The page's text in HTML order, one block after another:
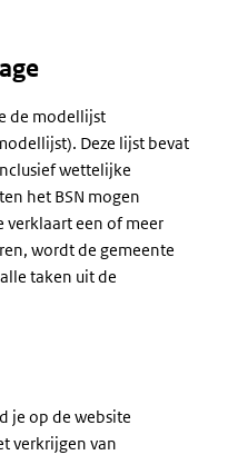
de modellijst
Deze lijst bevat
wettelijke
het BSN mogen
verklaart een of meer
wordt de gemeente
taken uit de
je op de website
verkrijgen van